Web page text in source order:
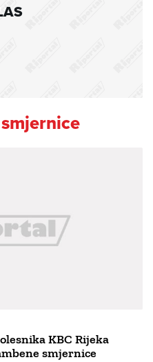
smjernice
KBC Rijeka
smjernice